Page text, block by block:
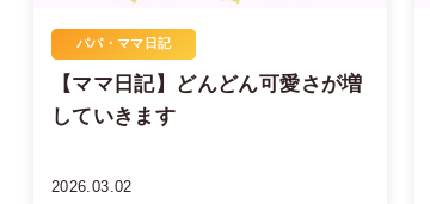
パパ・ママ日記
【ママ日記】どんどん可愛さが増
していきます
2026.03.02